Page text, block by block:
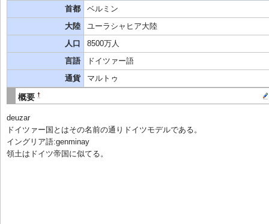
首都
ベルミン
大陸
ユーラシャヒア大陸
人口
8500万人
言語
ドイツァー語
通貨
マルトゥ
概要 †
deuzar
ドイツァー国とはその名前の通りドイツモデルである。
イングリア語:genminay
領土はドイツ帝国に似てる。